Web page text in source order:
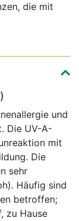
die mit
und
Die UV-A-
mit
Die
sehr
Häufig sind
betroffen;
zu Hause